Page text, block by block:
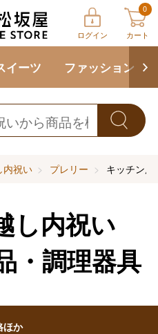
ログイン
0
カート
イーツ ファッション
内祝い プレリー キッチン
し内祝い
・調理器具
ほか
イーツ